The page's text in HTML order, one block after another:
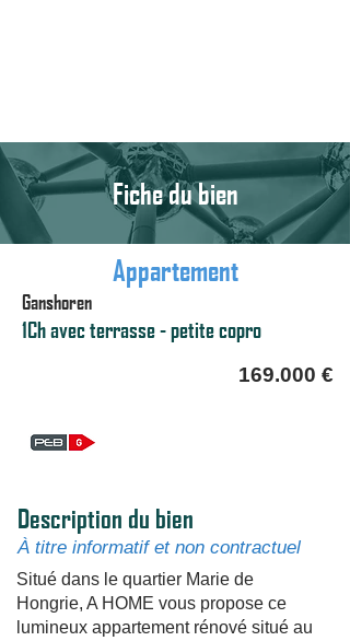
Fiche du bien
Appartement
Ganshoren
1Ch avec terrasse - petite copro
169.000 €
Description du bien
À titre informatif et non contractuel
Situé dans le quartier Marie de
Hongrie, A HOME vous propose ce
lumineux appartement rénové situé au